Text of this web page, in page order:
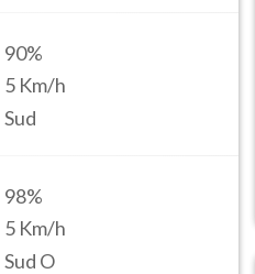
90%
5 Km/h
Sud
98%
5 Km/h
Sud O